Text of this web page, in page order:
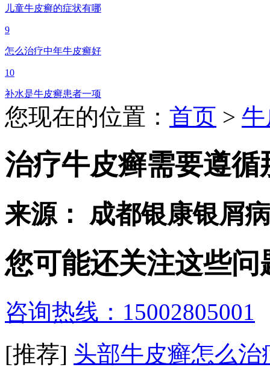
儿童牛皮癣的症状有哪
9
怎么治疗中年牛皮癣好
10
补水是牛皮癣患者一项
您现在的位置： 首页 >
治疗牛皮癣需要遵循
来源： 成都银康银屑
您可能还关注这些问
咨询热线：15002805001
[推荐] 头部牛皮癣怎么治